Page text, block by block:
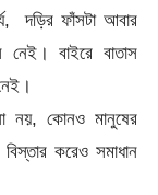
দড়ির ফাঁসটা আবার
বাইরে বাতাস
নয়, কোনও মানুষের
করেও সমাধান